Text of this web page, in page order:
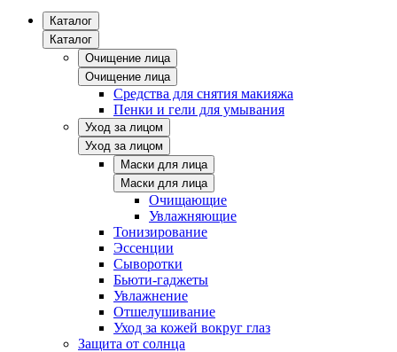
Каталог
Каталог
Очищение лица
Очищение лица
Средства для снятия макияжа
Пенки и гели для умывания
Уход за лицом
Уход за лицом
Маски для лица
Маски для лица
Очищающие
Увлажняющие
Тонизирование
Эссенции
Сыворотки
Бьюти-гаджеты
Увлажнение
Отшелушивание
Уход за кожей вокруг глаз
Защита от солнца